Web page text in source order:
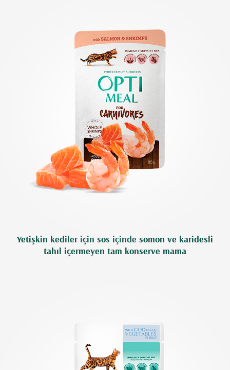
Yetişkin kediler için sos içinde somon ve karidesli
tahıl içermeyen tam konserve mama